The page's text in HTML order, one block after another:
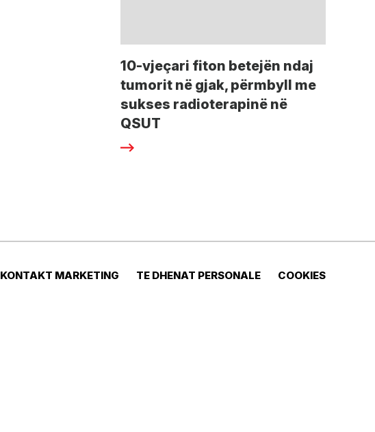
10-vjeçari fiton betejën ndaj
tumorit në gjak, përmbyll me
sukses radioterapinë në
QSUT
KONTAKT MARKETING TE DHENAT PERSONALE COOKIES